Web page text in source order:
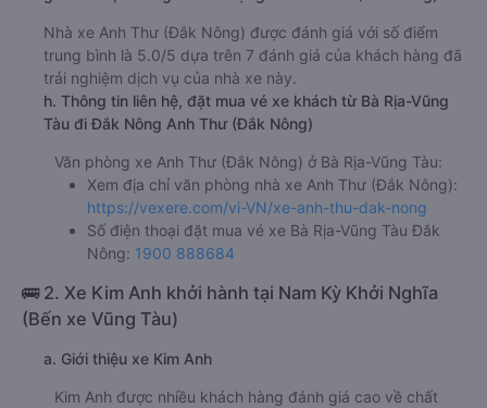
Nhà xe Anh Thư (Đắk Nông) được đánh giá với số điểm
trung bình là 5.0/5 dựa trên 7 đánh giá của khách hàng đã
trải nghiệm dịch vụ của nhà xe này.
h. Thông tin liên hệ, đặt mua vé xe khách từ Bà Rịa-Vũng
Tàu đi Đắk Nông Anh Thư (Đắk Nông)
Văn phòng xe Anh Thư (Đắk Nông) ở Bà Rịa-Vũng Tàu:
Xem địa chỉ văn phòng nhà xe Anh Thư (Đắk Nông):
https://vexere.com/vi-VN/xe-anh-thu-dak-nong
Số điện thoại đặt mua vé xe Bà Rịa-Vũng Tàu Đắk
Nông: 1900 888684
🚌 2. Xe Kim Anh khởi hành tại Nam Kỳ Khởi Nghĩa
(Bến xe Vũng Tàu)
a. Giới thiệu xe Kim Anh
Kim Anh được nhiều khách hàng đánh giá cao về chất